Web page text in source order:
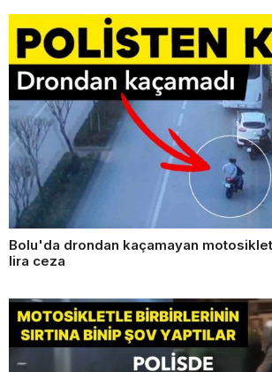
Bolu'da drondan kaçamayan
lira ceza